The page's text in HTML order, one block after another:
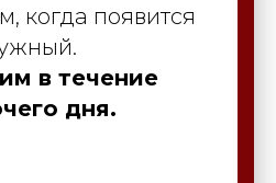
когда появится
в течение
дня.